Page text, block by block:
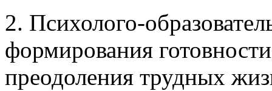
2. Психолого-
формирования
преодоления трудных